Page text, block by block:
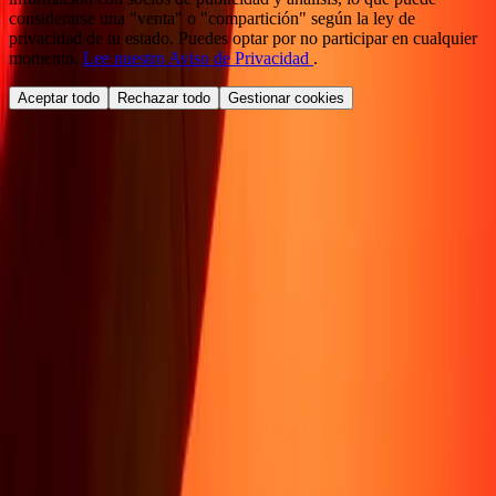
considerarse una "venta" o "compartición" según la ley de
privacidad de tu estado. Puedes optar por no participar en cualquier
momento. Lee nuestro Aviso de Privacidad .
Aceptar todo Rechazar todo Gestionar cookies